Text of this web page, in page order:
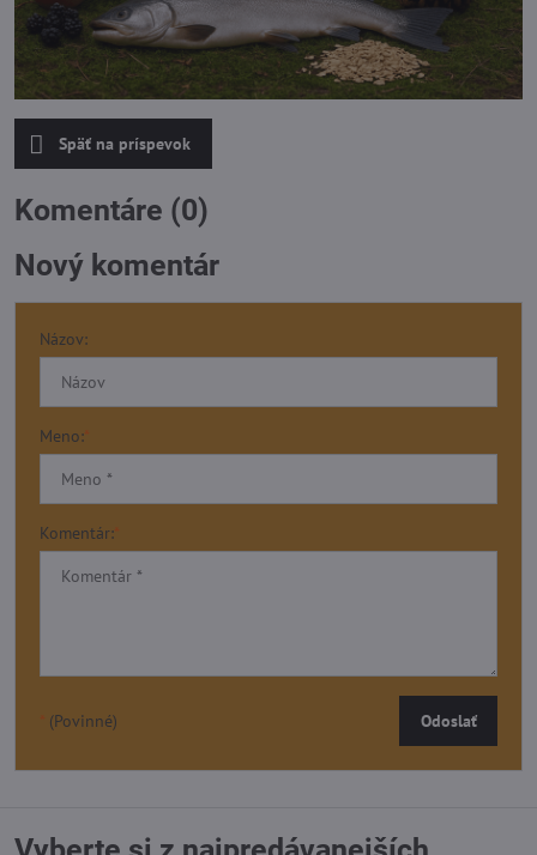
Späť na príspevok
Komentáre (0)
Nový komentár
Názov:
Meno:
Komentár:
(Povinné) Odoslať